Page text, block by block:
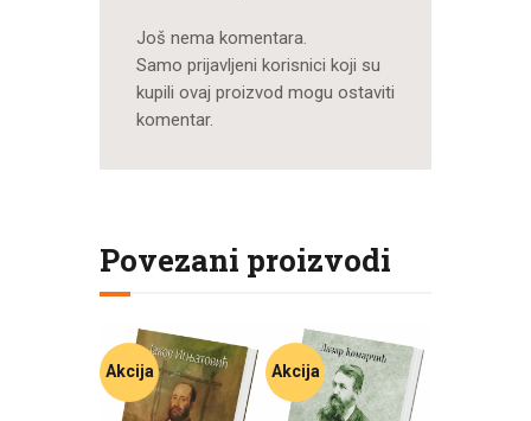
Još nema komentara.
Samo prijavljeni korisnici koji su
kupili ovaj proizvod mogu ostaviti
komentar.
Povezani proizvodi
Akcija Akcija